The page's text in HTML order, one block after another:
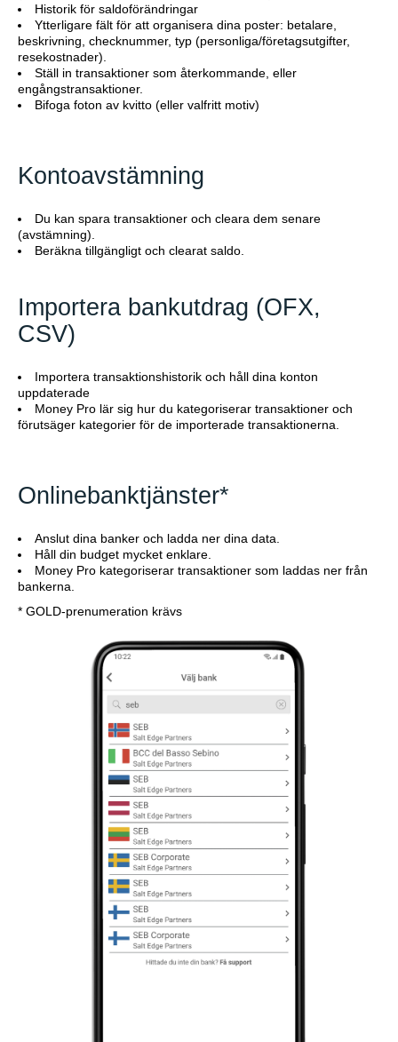
Historik för saldoförändringar
Ytterligare fält för att organisera dina poster: betalare,
beskrivning, checknummer, typ (personliga/företagsutgifter,
resekostnader).
Ställ in transaktioner som återkommande, eller
engångstransaktioner.
Bifoga foton av kvitto (eller valfritt motiv)
Kontoavstämning
Du kan spara transaktioner och cleara dem senare
(avstämning).
Beräkna tillgängligt och clearat saldo.
Importera bankutdrag (OFX,
CSV)
Importera transaktionshistorik och håll dina konton
uppdaterade
Money Pro lär sig hur du kategoriserar transaktioner och
förutsäger kategorier för de importerade transaktionerna.
Onlinebanktjänster*
Anslut dina banker och ladda ner dina data.
Håll din budget mycket enklare.
Money Pro kategoriserar transaktioner som laddas ner från
bankerna.
* GOLD-prenumeration krävs